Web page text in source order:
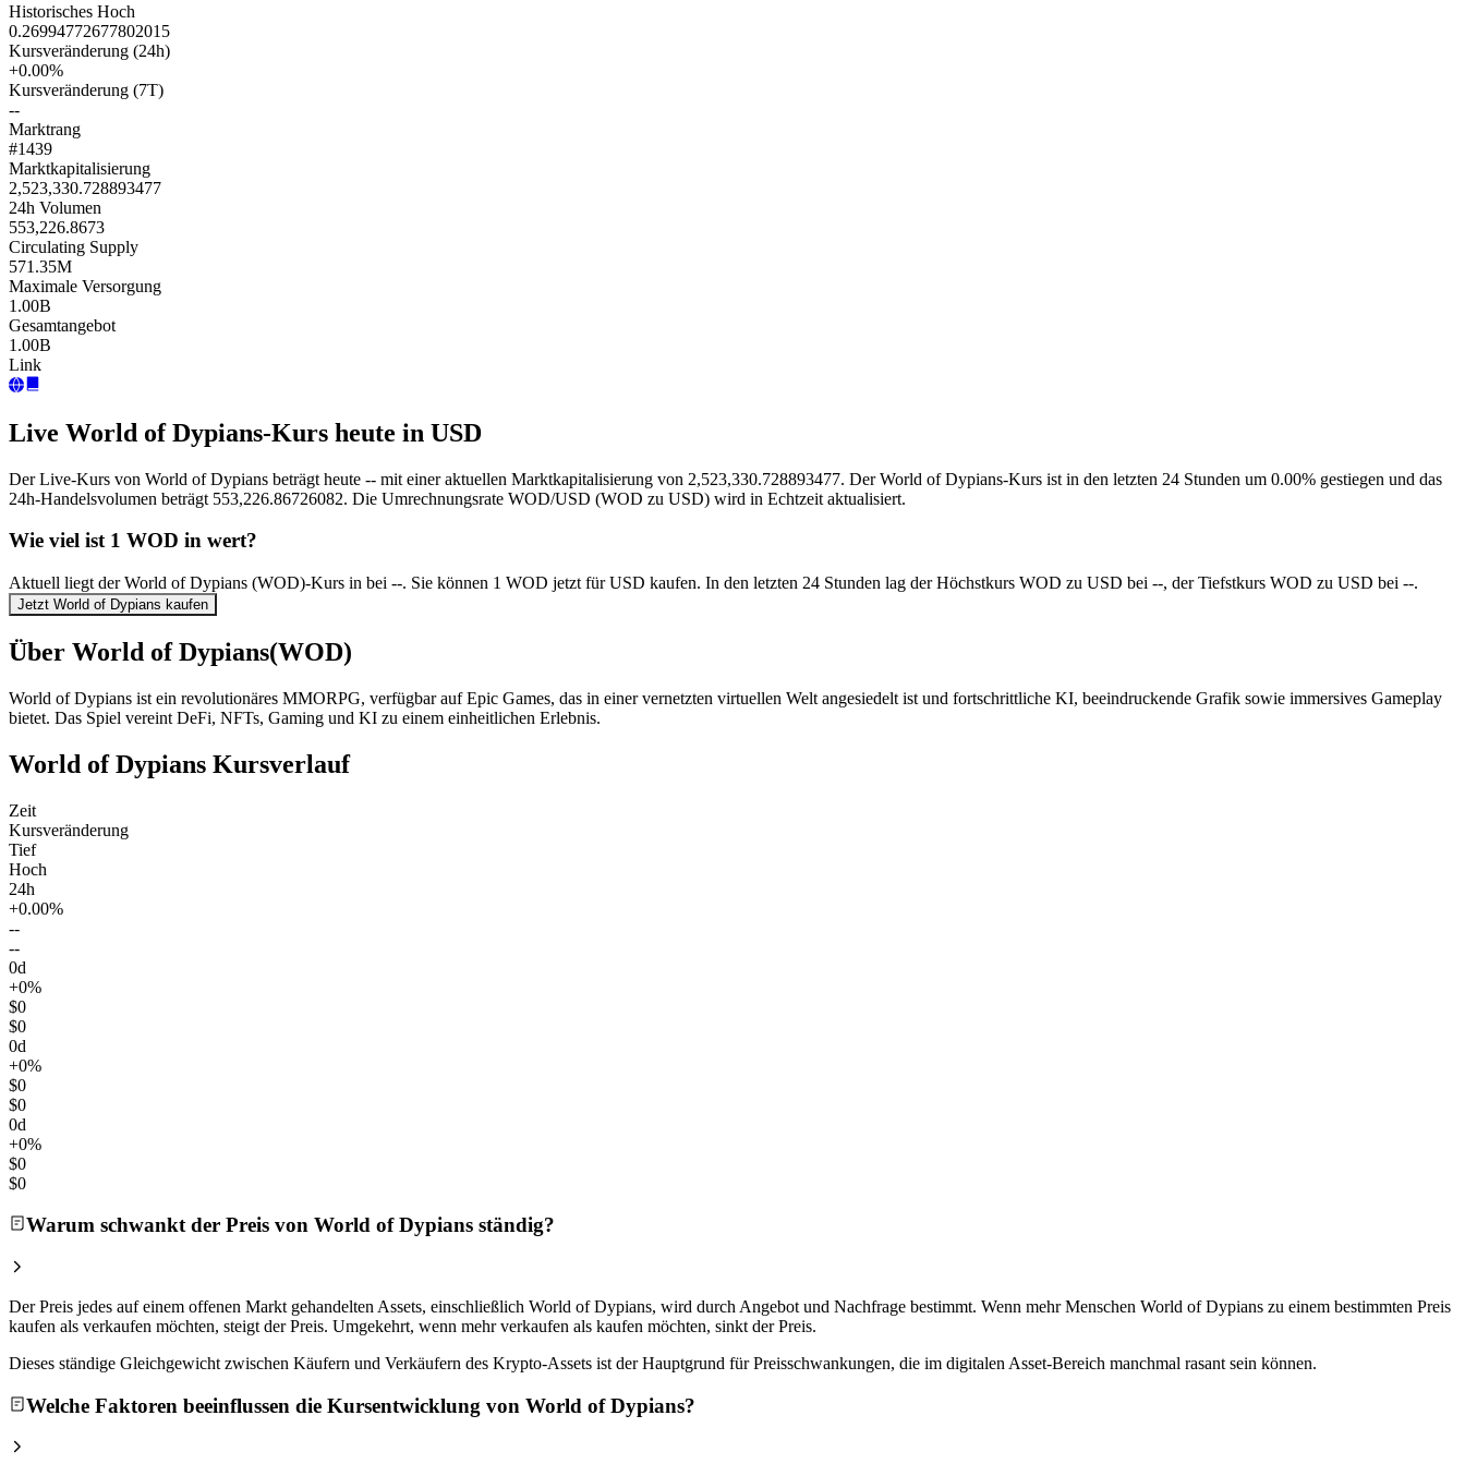
Historisches Hoch
0.26994772677802015
Kursveränderung (24h)
+0.00%
Kursveränderung (7T)
--
Marktrang
#1439
Marktkapitalisierung
2,523,330.728893477
24h Volumen
553,226.8673
Circulating Supply
571.35M
Maximale Versorgung
1.00B
Gesamtangebot
1.00B
Link
Live World of Dypians-Kurs heute in USD
Der Live-Kurs von World of Dypians beträgt heute -- mit einer aktuellen Marktkapitalisierung von 2,523,330.728893477. Der World of Dypians-Kurs ist in den letzten 24 Stunden um 0.00% gestiegen und das
24h-Handelsvolumen beträgt 553,226.86726082. Die Umrechnungsrate WOD/USD (WOD zu USD) wird in Echtzeit aktualisiert.
Wie viel ist 1 WOD in wert?
Aktuell liegt der World of Dypians (WOD)-Kurs in bei --. Sie können 1 WOD jetzt für USD kaufen. In den letzten 24 Stunden lag der Höchstkurs WOD zu USD bei --, der Tiefstkurs WOD zu USD bei --.
Jetzt World of Dypians kaufen
Über World of Dypians(WOD)
World of Dypians ist ein revolutionäres MMORPG, verfügbar auf Epic Games, das in einer vernetzten virtuellen Welt angesiedelt ist und fortschrittliche KI, beeindruckende Grafik sowie immersives Gameplay
bietet. Das Spiel vereint DeFi, NFTs, Gaming und KI zu einem einheitlichen Erlebnis.
World of Dypians Kursverlauf
Zeit
Kursveränderung
Tief
Hoch
24h
+0.00%
--
--
0d
+0%
$0
$0
0d
+0%
$0
$0
0d
+0%
$0
$0
Warum schwankt der Preis von World of Dypians ständig?
Der Preis jedes auf einem offenen Markt gehandelten Assets, einschließlich World of Dypians, wird durch Angebot und Nachfrage bestimmt. Wenn mehr Menschen World of Dypians zu einem bestimmten Preis
kaufen als verkaufen möchten, steigt der Preis. Umgekehrt, wenn mehr verkaufen als kaufen möchten, sinkt der Preis.
Dieses ständige Gleichgewicht zwischen Käufern und Verkäufern des Krypto-Assets ist der Hauptgrund für Preisschwankungen, die im digitalen Asset-Bereich manchmal rasant sein können.
Welche Faktoren beeinflussen die Kursentwicklung von World of Dypians?